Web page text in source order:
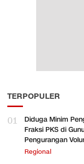
TERPOPULER
01
Diduga Minim
Fraksi PKS di
Pengurangan
Regional